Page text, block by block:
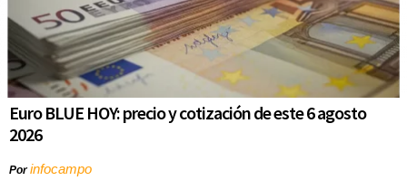
Euro BLUE HOY: precio y cotización de este 6 agosto
2026
Porinfocampo